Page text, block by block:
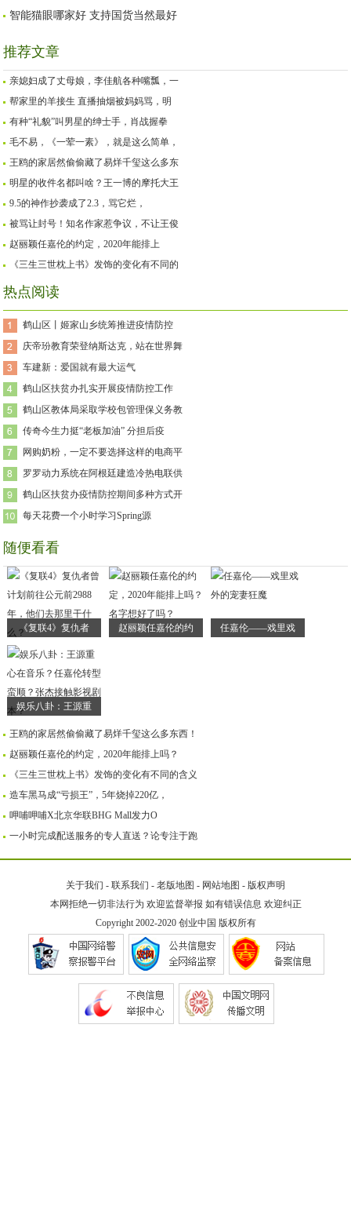
智能猫眼哪家好 支持国货当然最好
推荐文章
亲媳妇成了丈母娘，李佳航各种嘴瓢，一
帮家里的羊接生 直播抽烟被妈妈骂，明
有种“礼貌”叫男星的绅士手，肖战握拳
毛不易，《一荤一素》，就是这么简单，
王鸥的家居然偷偷藏了易烊千玺这么多东
明星的收件名都叫啥？王一博的摩托大王
9.5的神作抄袭成了2.3，骂它烂，
被骂让封号！知名作家惹争议，不让王俊
赵丽颖任嘉伦的约定，2020年能排上
《三生三世枕上书》发饰的变化有不同的
热点阅读
鹤山区丨姬家山乡统筹推进疫情防控
庆帝玢教育荣登纳斯达克，站在世界舞
车建新：爱国就有最大运气
鹤山区扶贫办扎实开展疫情防控工作
鹤山区教体局采取学校包管理保义务教
传奇今生力挺“老板加油” 分担后疫
网购奶粉，一定不要选择这样的电商平
罗罗动力系统在阿根廷建造冷热电联供
鹤山区扶贫办疫情防控期间多种方式开
每天花费一个小时学习Spring源
随便看看
《复联4》复仇者 赵丽颖任嘉伦的约 任嘉伦——戏里戏
娱乐八卦：王源重
王鸥的家居然偷偷藏了易烊千玺这么多东西！
赵丽颖任嘉伦的约定，2020年能排上吗？
《三生三世枕上书》发饰的变化有不同的含义
造车黑马成“亏损王”，5年烧掉220亿，
呷哺呷哺X北京华联BHG Mall发力O
一小时完成配送服务的专人直送？论专注于跑
关于我们 - 联系我们 - 老版地图 - 网站地图 - 版权声明
本网拒绝一切非法行为 欢迎监督举报 如有错误信息 欢迎纠正
Copyright 2002-2020 创业中国 版权所有